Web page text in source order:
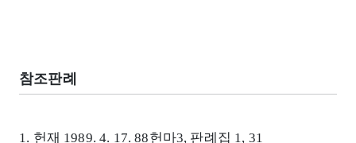
참조판례
1. 헌재 1989. 4. 17. 88헌마3, 판례집 1, 31